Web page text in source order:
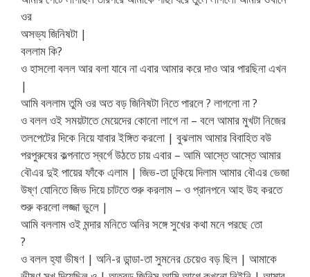
ওর
অসভ্য জিনিষটা |
বললাম কি?
ও হাসলো বলল আর বলা যাবে না এবার আমার করে দাও আর পারছিনা এখন
|
আমি বললাম তুমি ওর অত বড় জিনিষটা নিতে পারলে ? লাগলো না ?
ও বলল ওই সময়টাতে মেয়েদের কোনো লাগে না – বলে আমার মুখটা নিজের
তলপেটের দিকে নিয়ে যাবার ইঙ্গিত করলো | বুঝলাম আমার বিবাহিত বউ
পরপুরুষের কল্পনাতে স্বর্গে উঠতে চায় এবার – আমি আস্তে আস্তে আমার
বৌএর দুই পায়ের ফাঁকে এলাম | জিভ-তা ঢুকিয়ে দিলাম আমার বৌএর ভেজা
উষ্ণ যোনিতে জিভ দিয়ে চাটতে শুরু করলাম – ও প্রানপনে আহ উহ করতে
শুরু করলো লজ্জা ভুলে |
আমি বললাম ওই মন্দার মনিতে অনির সঙ্গে সুখের কথা মনে পরছে তো
?
ও বলল হ্যা ভীষণ | অনি-র ডান্ডা-তা সুমনের চেয়েও বড় ছিল | আমাকে